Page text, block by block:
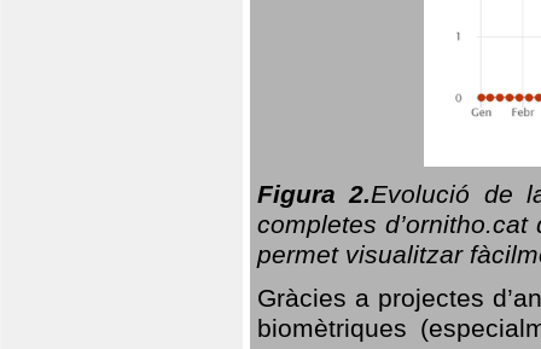
Figura 2.Evolució de
completes
permet visualitzar
Gràcies a projectes
biomètriques